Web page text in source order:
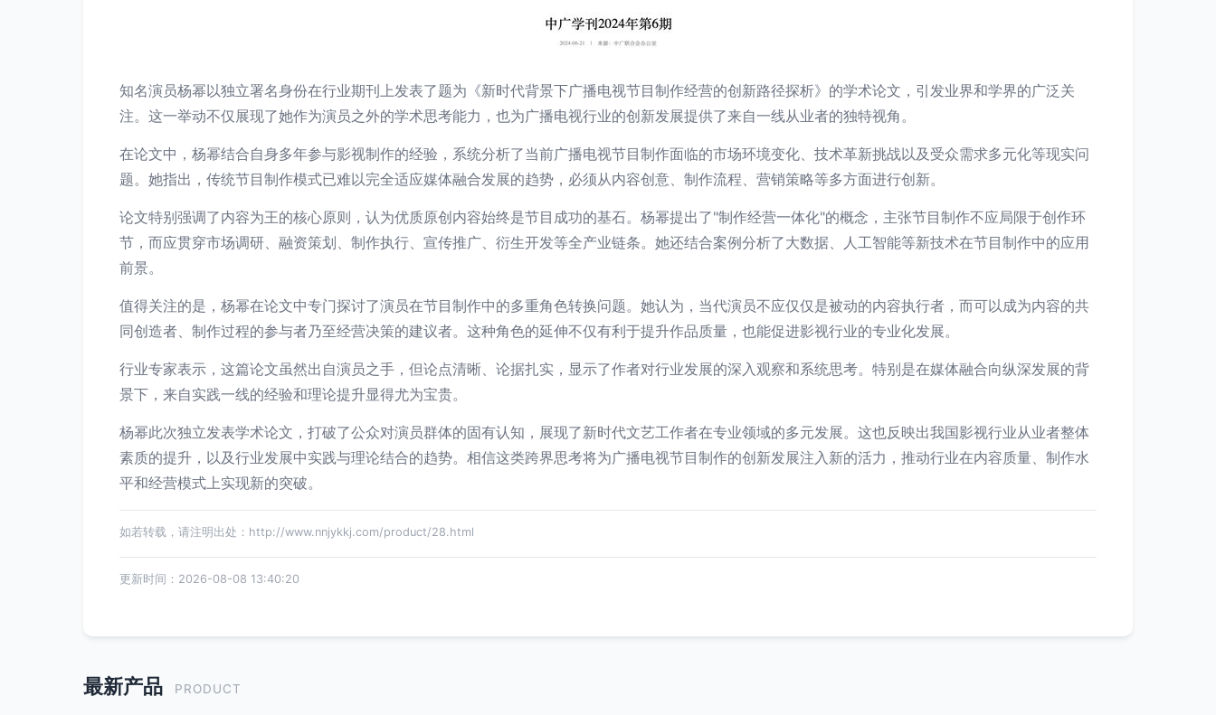
知名演员杨幂以独立署名身份在行业期刊上发表了题为《新时代背景下广播电视节目制作经营的创新路径探析》的学术论文，引发业界和学界的广泛关
注。这一举动不仅展现了她作为演员之外的学术思考能力，也为广播电视行业的创新发展提供了来自一线从业者的独特视角。
在论文中，杨幂结合自身多年参与影视制作的经验，系统分析了当前广播电视节目制作面临的市场环境变化、技术革新挑战以及受众需求多元化等现实问
题。她指出，传统节目制作模式已难以完全适应媒体融合发展的趋势，必须从内容创意、制作流程、营销策略等多方面进行创新。
论文特别强调了内容为王的核心原则，认为优质原创内容始终是节目成功的基石。杨幂提出了"制作经营一体化"的概念，主张节目制作不应局限于创作环
节，而应贯穿市场调研、融资策划、制作执行、宣传推广、衍生开发等全产业链条。她还结合案例分析了大数据、人工智能等新技术在节目制作中的应用
前景。
值得关注的是，杨幂在论文中专门探讨了演员在节目制作中的多重角色转换问题。她认为，当代演员不应仅仅是被动的内容执行者，而可以成为内容的共
同创造者、制作过程的参与者乃至经营决策的建议者。这种角色的延伸不仅有利于提升作品质量，也能促进影视行业的专业化发展。
行业专家表示，这篇论文虽然出自演员之手，但论点清晰、论据扎实，显示了作者对行业发展的深入观察和系统思考。特别是在媒体融合向纵深发展的背
景下，来自实践一线的经验和理论提升显得尤为宝贵。
杨幂此次独立发表学术论文，打破了公众对演员群体的固有认知，展现了新时代文艺工作者在专业领域的多元发展。这也反映出我国影视行业从业者整体
素质的提升，以及行业发展中实践与理论结合的趋势。相信这类跨界思考将为广播电视节目制作的创新发展注入新的活力，推动行业在内容质量、制作水
平和经营模式上实现新的突破。
如若转载，请注明出处：http://www.nnjykkj.com/product/28.html
更新时间：2026-08-08 13:40:20
最新产品 PRODUCT